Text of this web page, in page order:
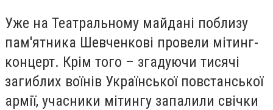
Уже на Театральному майдані поблизу
пам'ятника Шевченкові провели мітинг-
концерт. Крім того – згадуючи тисячі
загиблих воїнів Української повстанської
армії, учасники мітингу запалили свічки